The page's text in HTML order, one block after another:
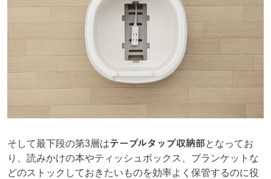
そして最下段の第3層はテーブルタップ収納部となってお
り、読みかけの本やティッシュボックス、ブランケットな
どのストックしておきたいものを効率よく保管するのに役